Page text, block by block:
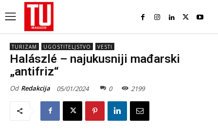
TURIZAM UGOSTITELJSTVO VESTI
Halászlé – najukusniji mađarski
„antifriz“
Od Redakcija 05/01/2024 0 2199